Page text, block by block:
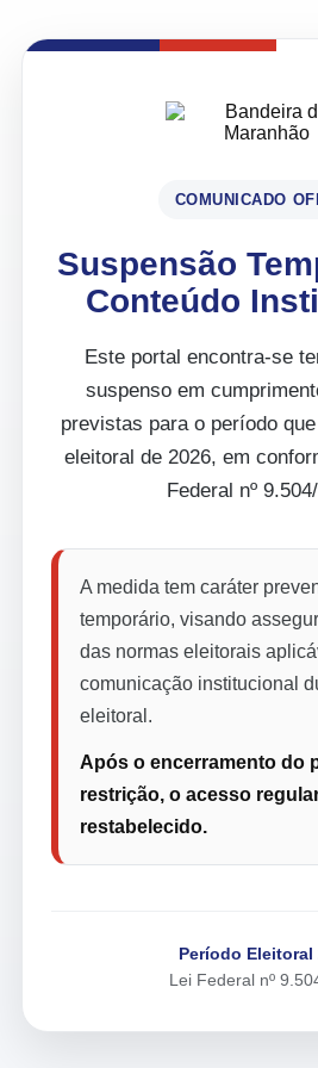
COMUNICADO
Suspensão
Conteúdo
Este portal encontra-se
suspenso em
previstas para o período
eleitoral de 2026, em
Federal nº
A medida tem caráter
temporário, visando
das normas eleitorais
comunicação institucional
eleitoral.
Após o encerramento do
restrição, o acesso
restabelecido.
Período Eleitoral
Lei Federal nº